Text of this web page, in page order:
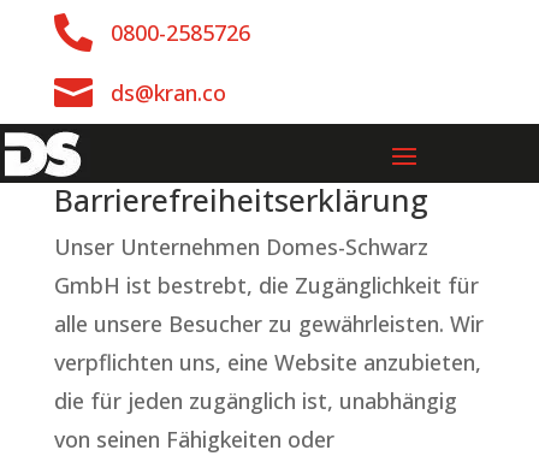
 0800-2585726
 ds@kran.co
Barrierefreiheitserklärung
Unser Unternehmen Domes-Schwarz
GmbH ist bestrebt, die Zugänglichkeit für
alle unsere Besucher zu gewährleisten. Wir
verpflichten uns, eine Website anzubieten,
die für jeden zugänglich ist, unabhängig
von seinen Fähigkeiten oder